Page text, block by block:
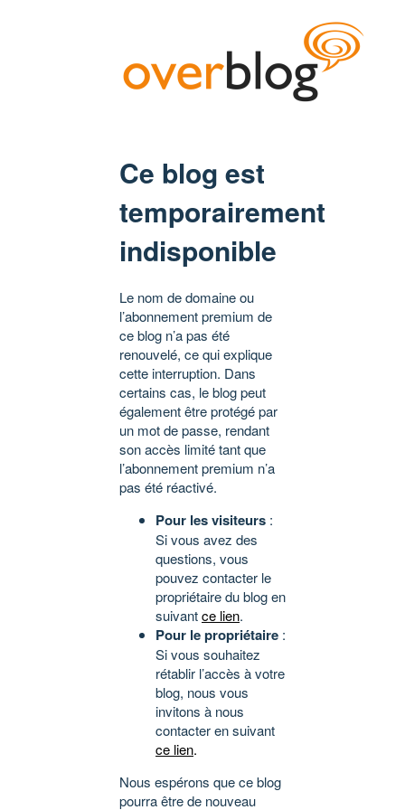
Ce blog est
temporairement
indisponible
Le nom de domaine ou
l’abonnement premium de
ce blog n’a pas été
renouvelé, ce qui explique
cette interruption. Dans
certains cas, le blog peut
également être protégé par
un mot de passe, rendant
son accès limité tant que
l’abonnement premium n’a
pas été réactivé.
Pour les visiteurs :
Si vous avez des
questions, vous
pouvez contacter le
propriétaire du blog en
suivantce lien.
Pour le propriétaire :
Si vous souhaitez
rétablir l’accès à votre
blog, nous vous
invitons à nous
contacter en suivant
ce lien.
Nous espérons que ce blog
pourra être de nouveau